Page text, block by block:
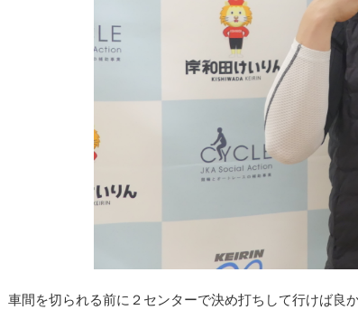
車間を切られる前に２センターで決め打ちして行けば良